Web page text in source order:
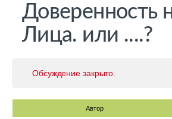
Доверенность
Лица. или ....?
Обсуждение закрыто.
Автор